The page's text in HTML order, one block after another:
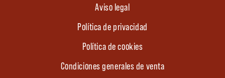
Aviso legal
Política de privacidad
Política de cookies
Condiciones generales de venta